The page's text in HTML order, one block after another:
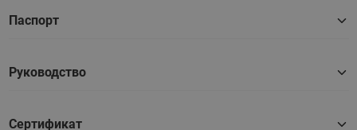
Паспорт
Руководство
Сертификат